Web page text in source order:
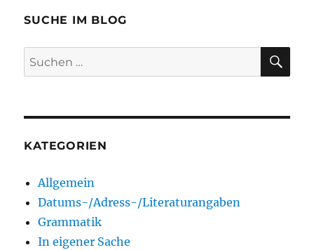
SUCHE IM BLOG
Suchen
nach:
KATEGORIEN
Allgemein
Datums-/Adress-/Literaturangaben
Grammatik
In eigener Sache